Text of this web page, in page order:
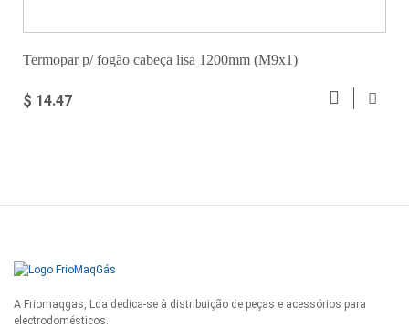
Termopar p/ fogão cabeça lisa 1200mm (M9x1)
$ 14.47
A Friomaqgas, Lda dedica-se à distribuição de peças e acessórios para
electrodomésticos.